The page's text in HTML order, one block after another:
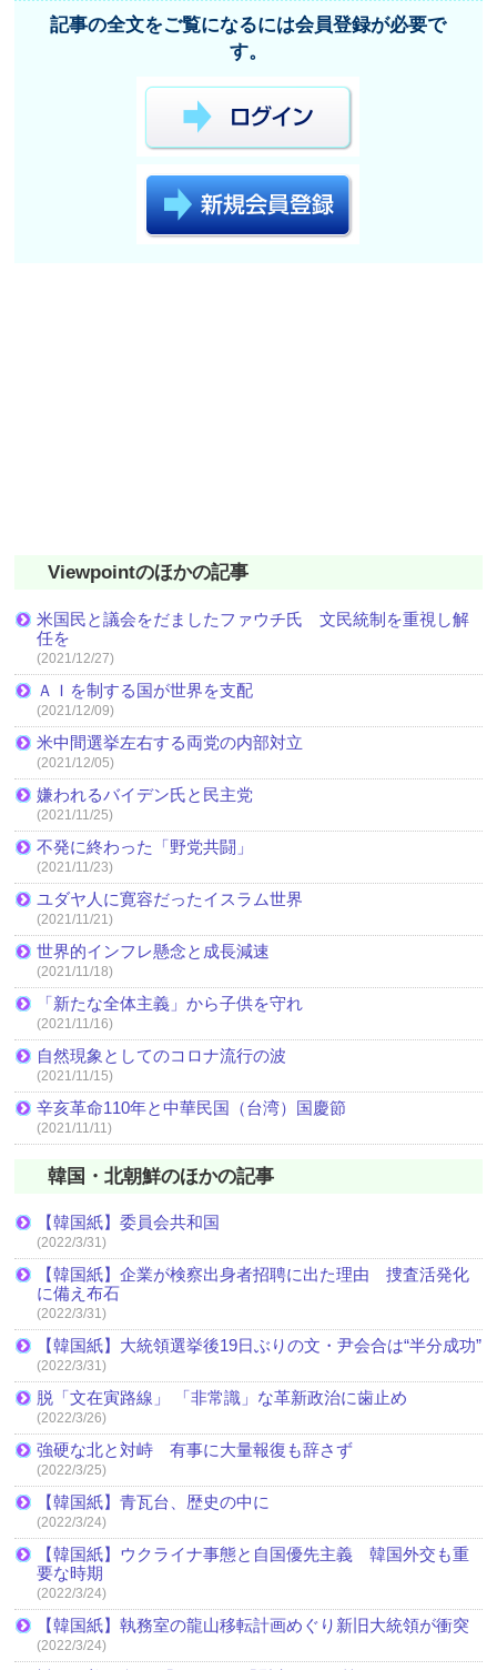
記事の全文をご覧になるには会員登録が必要で
す。
Viewpointのほかの記事
米国民と議会をだましたファウチ氏 文民統制を重視し解
任を
(2021/12/27)
ＡＩを制する国が世界を支配
(2021/12/09)
米中間選挙左右する両党の内部対立
(2021/12/05)
嫌われるバイデン氏と民主党
(2021/11/25)
不発に終わった「野党共闘」
(2021/11/23)
ユダヤ人に寛容だったイスラム世界
(2021/11/21)
世界的インフレ懸念と成長減速
(2021/11/18)
「新たな全体主義」から子供を守れ
(2021/11/16)
自然現象としてのコロナ流行の波
(2021/11/15)
辛亥革命110年と中華民国（台湾）国慶節
(2021/11/11)
韓国・北朝鮮のほかの記事
【韓国紙】委員会共和国
(2022/3/31)
【韓国紙】企業が検察出身者招聘に出た理由 捜査活発化
に備え布石
(2022/3/31)
【韓国紙】大統領選挙後19日ぶりの文・尹会合は“半分成功”
(2022/3/31)
脱「文在寅路線」 「非常識」な革新政治に歯止め
(2022/3/26)
強硬な北と対峙 有事に大量報復も辞さず
(2022/3/25)
【韓国紙】青瓦台、歴史の中に
(2022/3/24)
【韓国紙】ウクライナ事態と自国優先主義 韓国外交も重
要な時期
(2022/3/24)
【韓国紙】執務室の龍山移転計画めぐり新旧大統領が衝突
(2022/3/24)